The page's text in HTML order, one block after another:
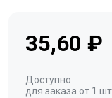
35,60 ₽
Доступно
для заказа от 1 шт.